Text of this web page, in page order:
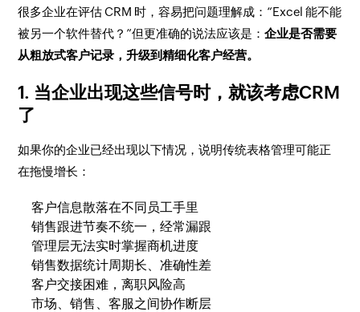
很多企业在评估 CRM 时，容易把问题理解成：“Excel 能不能
被另一个软件替代？”但更准确的说法应该是：企业是否需要
从粗放式客户记录，升级到精细化客户经营。
1. 当企业出现这些信号时，就该考虑CRM
了
如果你的企业已经出现以下情况，说明传统表格管理可能正
在拖慢增长：
客户信息散落在不同员工手里
销售跟进节奏不统一，经常漏跟
管理层无法实时掌握商机进度
销售数据统计周期长、准确性差
客户交接困难，离职风险高
市场、销售、客服之间协作断层